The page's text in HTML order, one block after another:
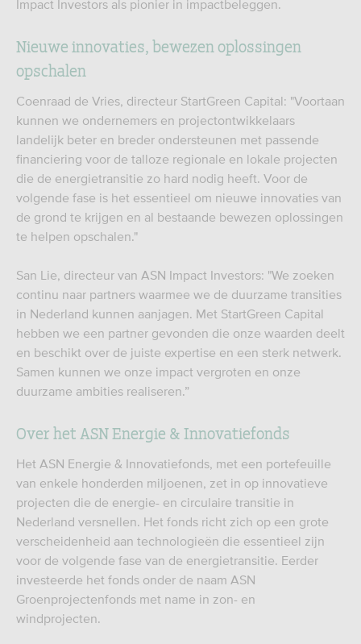
Impact Investors als pionier in impactbeleggen.
Nieuwe innovaties, bewezen oplossingen
opschalen
Coenraad de Vries, directeur StartGreen Capital: "Voortaan
kunnen we ondernemers en projectontwikkelaars
landelijk beter en breder ondersteunen met passende
financiering voor de talloze regionale en lokale projecten
die de energietransitie zo hard nodig heeft. Voor de
volgende fase is het essentieel om nieuwe innovaties van
de grond te krijgen en al bestaande bewezen oplossingen
te helpen opschalen."
San Lie, directeur van ASN Impact Investors: "We zoeken
continu naar partners waarmee we de duurzame transities
in Nederland kunnen aanjagen. Met StartGreen Capital
hebben we een partner gevonden die onze waarden deelt
en beschikt over de juiste expertise en een sterk netwerk.
Samen kunnen we onze impact vergroten en onze
duurzame ambities realiseren.”
Over het ASN Energie & Innovatiefonds
Het ASN Energie & Innovatiefonds, met een portefeuille
van enkele honderden miljoenen, zet in op innovatieve
projecten die de energie- en circulaire transitie in
Nederland versnellen. Het fonds richt zich op een grote
verscheidenheid aan technologieën die essentieel zijn
voor de volgende fase van de energietransitie. Eerder
investeerde het fonds onder de naam ASN
Groenprojectenfonds met name in zon- en
windprojecten.